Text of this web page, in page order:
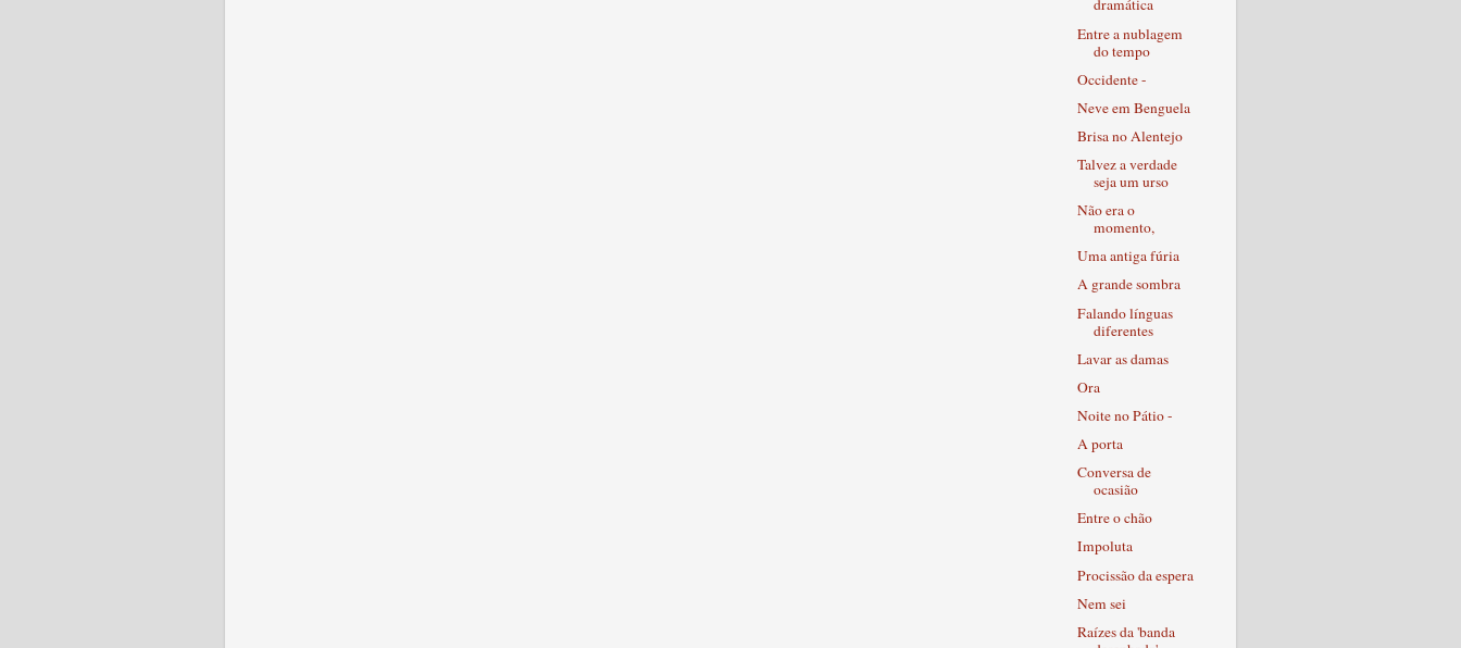
dramática
Entre a nublagem
do tempo
Occidente -
Neve em Benguela
Brisa no Alentejo
Talvez a verdade
seja um urso
Não era o
momento,
Uma antiga fúria
A grande sombra
Falando línguas
diferentes
Lavar as damas
Ora
Noite no Pátio -
A porta
Conversa de
ocasião
Entre o chão
Impoluta
Procissão da espera
Nem sei
Raízes da 'banda